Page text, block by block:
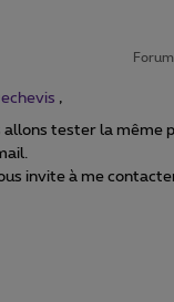
,
allons tester la même
invite à me